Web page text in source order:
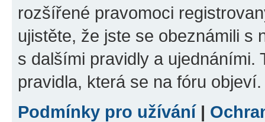
rozšířené pravomoci
ujistěte, že jste se obeznámili s
s dalšími pravidly a ujednáními.
pravidla, která se na fóru objeví.
Podmínky pro užívání|